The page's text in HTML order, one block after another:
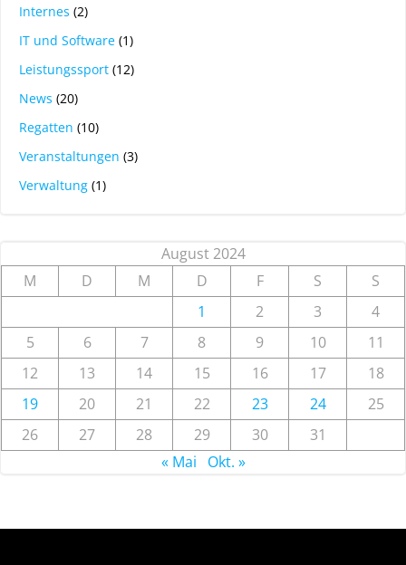
Internes (2)
IT und Software (1)
Leistungssport (12)
News (20)
Regatten (10)
Veranstaltungen (3)
Verwaltung (1)
August 2024
M
D M D F S
S
1
2 3
4
5
6 7 8 9 10
11
12
13 14 15 16 17
18
19
20 21 22 23 24
25
26
27 28 29 30
31
« Mai
Okt. »